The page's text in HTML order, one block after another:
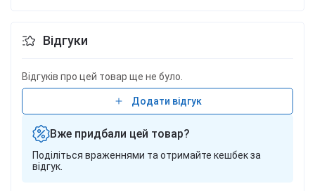
Відгуки
Відгуків про цей товар ще не було.
Додати відгук
Вже придбали цей товар?
Поділіться враженнями та отримайте кешбек за
відгук.